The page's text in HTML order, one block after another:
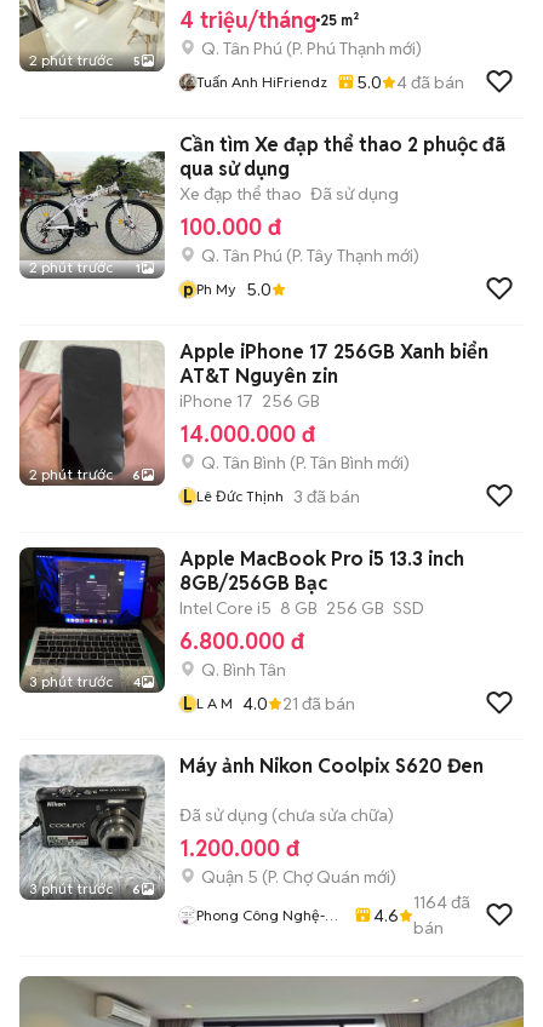
2 phút trước 5
4 triệu/tháng 25 m²
Q. Tân Phú (P. Phú Thạnh mới)
Tuấn Anh HiFriendz 5.0 4đã bán
2 phút trước 1
Cần tìm Xe đạp thể thao 2 phuộc đã
qua sử dụng
Xe đạp thể thao Đã sử dụng
100.000 đ
Q. Tân Phú (P. Tây Thạnh mới)
pPh My 5.0
2 phút trước 6
Apple iPhone 17 256GB Xanh biển
AT&T Nguyên zin
iPhone 17 256 GB
14.000.000 đ
Q. Tân Bình (P. Tân Bình mới)
L Lê Đức Thịnh 3 đã bán
3 phút trước 4
Apple MacBook Pro i5 13.3 inch
8GB/256GB Bạc
Intel Core i5 8 GB 256 GB SSD
6.800.000 đ
Q. Bình Tân
L
L A M 4.0 21 đã bán
3 phút trước 6
Máy ảnh Nikon Coolpix S620 Đen
Đã sử dụng (chưa sửa chữa)
1.200.000 đ
Quận 5 (P. Chợ Quán mới)
Phong Công Nghệ-
4.6
1164đã
bán